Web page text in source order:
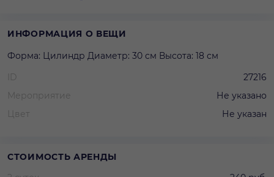
ИНФОРМАЦИЯ О ВЕЩИ
Форма: Цилиндр Диаметр: 30 см Высота: 18 см
ID
27216
Мероприятие
Не указано
Цвет
Не указан
СТОИМОСТЬ АРЕНДЫ